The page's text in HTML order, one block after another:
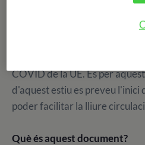
El passat 20 de maig, la
COVID de la UE. És per
d'aquest estiu es preveu l'inici
poder facilitar la lliure
Què és aquest document?